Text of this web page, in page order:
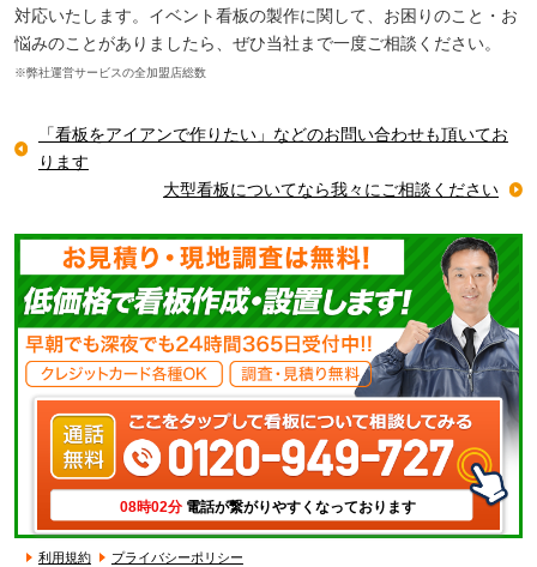
対応いたします。イベント看板の製作に関して、お困りのこと・お
悩みのことがありましたら、ぜひ当社まで一度ご相談ください。
※弊社運営サービスの全加盟店総数
「看板をアイアンで作りたい」などのお問い合わせも頂いてお
ります
大型看板についてなら我々にご相談ください
08時02分 電話が繋がりやすくなっております
利用規約 プライバシーポリシー